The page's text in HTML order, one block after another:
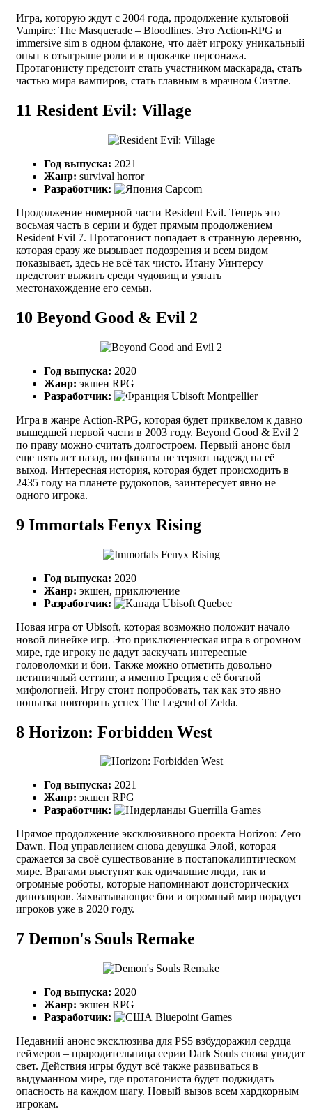
Игра, которую ждут с 2004 года, продолжение культовой
Vampire: The Masquerade – Bloodlines. Это Action-RPG и
immersive sim в одном флаконе, что даёт игроку уникальный
опыт в отыгрыше роли и в прокачке персонажа.
Протагонисту предстоит стать участником маскарада, стать
частью мира вампиров, стать главным в мрачном Сиэтле.
11 Resident Evil: Village
Год выпуска: 2021
Жанр: survival horror
Разработчик:
Capcom
Продолжение номерной части Resident Evil. Теперь это
восьмая часть в серии и будет прямым продолжением
Resident Evil 7. Протагонист попадает в странную деревню,
которая сразу же вызывает подозрения и всем видом
показывает, здесь не всё так чисто. Итану Уинтерсу
предстоит выжить среди чудовищ и узнать
местонахождение его семьи.
10 Beyond Good & Evil 2
Год выпуска: 2020
Жанр: экшен RPG
Разработчик:
Ubisoft Montpellier
Игра в жанре Action-RPG, которая будет приквелом к давно
вышедшей первой части в 2003 году. Beyond Good & Evil 2
по праву можно считать долгостроем. Первый анонс был
еще пять лет назад, но фанаты не теряют надежд на её
выход. Интересная история, которая будет происходить в
2435 году на планете рудокопов, заинтересует явно не
одного игрока.
9 Immortals Fenyx Rising
Год выпуска: 2020
Жанр: экшен, приключение
Разработчик:
Ubisoft Quebec
Новая игра от Ubisoft, которая возможно положит начало
новой линейке игр. Это приключенческая игра в огромном
мире, где игроку не дадут заскучать интересные
головоломки и бои. Также можно отметить довольно
нетипичный сеттинг, а именно Греция с её богатой
мифологией. Игру стоит попробовать, так как это явно
попытка повторить успех The Legend of Zelda.
8 Horizon: Forbidden West
Год выпуска: 2021
Жанр: экшен RPG
Разработчик:
Guerrilla Games
Прямое продолжение эксклюзивного проекта Horizon: Zero
Dawn. Под управлением снова девушка Элой, которая
сражается за своё существование в постапокалиптическом
мире. Врагами выступят как одичавшие люди, так и
огромные роботы, которые напоминают доисторических
динозавров. Захватывающие бои и огромный мир порадует
игроков уже в 2020 году.
7 Demon's Souls Remake
Год выпуска: 2020
Жанр: экшен RPG
Разработчик:
Bluepoint Games
Недавний анонс эксклюзива для PS5 взбудоражил сердца
геймеров – прародительница серии Dark Souls снова увидит
свет. Действия игры будут всё также развиваться в
выдуманном мире, где протагониста будет поджидать
опасность на каждом шагу. Новый вызов всем хардкорным
игрокам.